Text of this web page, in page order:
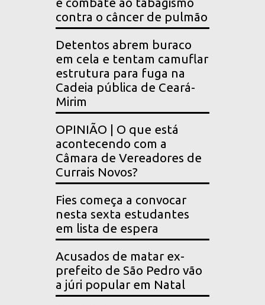
e combate ao tabagismo
contra o câncer de pulmão
Detentos abrem buraco
em cela e tentam camuflar
estrutura para fuga na
Cadeia pública de Ceará-
Mirim
OPINIÃO | O que está
acontecendo com a
Câmara de Vereadores de
Currais Novos?
Fies começa a convocar
nesta sexta estudantes
em lista de espera
Acusados de matar ex-
prefeito de São Pedro vão
a júri popular em Natal